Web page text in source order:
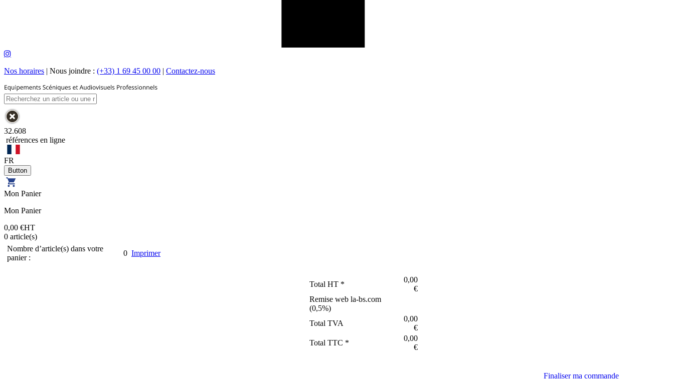
Nos horaires | Nous joindre : (+33) 1 69 45 00 00 | Contactez-nous
32.608
références en ligne
FR
Mon Panier
Mon Panier
0,00 €HT
0 article(s)
Nombre d’article(s) dans votre
panier :
0 Imprimer
Total HT *
0,00
€
Remise web la-bs.com
(0,5%)
Total TVA
0,00
€
Total TTC *
0,00
€
Finaliser ma commande